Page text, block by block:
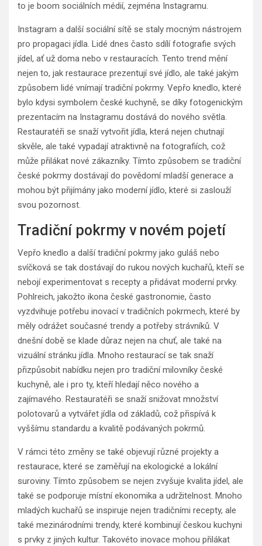
to je boom sociálních médií, zejména Instagramu.
Instagram a další sociální sítě se staly mocným nástrojem
pro propagaci jídla. Lidé dnes často sdílí fotografie svých
jídel, ať už doma nebo v restauracích. Tento trend mění
nejen to, jak restaurace prezentují své jídlo, ale také jakým
způsobem lidé vnímají tradiční pokrmy. Vepřo knedlo, které
bylo kdysi symbolem české kuchyně, se díky fotogenickým
prezentacím na Instagramu dostává do nového světla.
Restauratéři se snaží vytvořit jídla, která nejen chutnají
skvěle, ale také vypadají atraktivně na fotografiích, což
může přilákat nové zákazníky. Tímto způsobem se tradiční
české pokrmy dostávají do povědomí mladší generace a
mohou být přijímány jako moderní jídlo, které si zaslouží
svou pozornost.
Tradiční pokrmy v novém pojetí
Vepřo knedlo a další tradiční pokrmy jako guláš nebo
svíčková se tak dostávají do rukou nových kuchařů, kteří se
nebojí experimentovat s recepty a přidávat moderní prvky.
Pohlreich, jakožto ikona české gastronomie, často
vyzdvihuje potřebu inovací v tradičních pokrmech, které by
měly odrážet současné trendy a potřeby strávníků. V
dnešní době se klade důraz nejen na chuť, ale také na
vizuální stránku jídla. Mnoho restaurací se tak snaží
přizpůsobit nabídku nejen pro tradiční milovníky české
kuchyně, ale i pro ty, kteří hledají něco nového a
zajímavého. Restauratéři se snaží snižovat množství
polotovarů a vytvářet jídla od základů, což přispívá k
vyššímu standardu a kvalitě podávaných pokrmů.
V rámci této změny se také objevují různé projekty a
restaurace, které se zaměřují na ekologické a lokální
suroviny. Tímto způsobem se nejen zvyšuje kvalita jídel, ale
také se podporuje místní ekonomika a udržitelnost. Mnoho
mladých kuchařů se inspiruje nejen tradičními recepty, ale
také mezinárodními trendy, které kombinují českou kuchyni
s prvky z jiných kultur. Takovéto inovace mohou přilákat